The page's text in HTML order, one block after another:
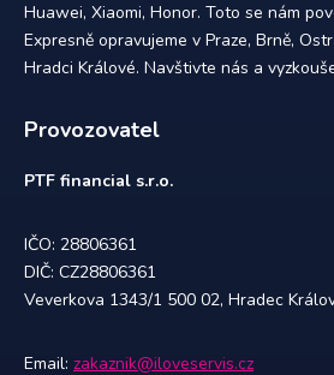
Huawei, Xiaomi, Honor. Toto se nám
Expresně opravujeme v Praze, Brně,
Hradci Králové. Navštivte nás a
Provozovatel
PTF financial s.r.o.
IČO: 28806361
DIČ: CZ28806361
Veverkova 1343/1 500 02, Hradec
Email: zakaznik@iloveservis.cz